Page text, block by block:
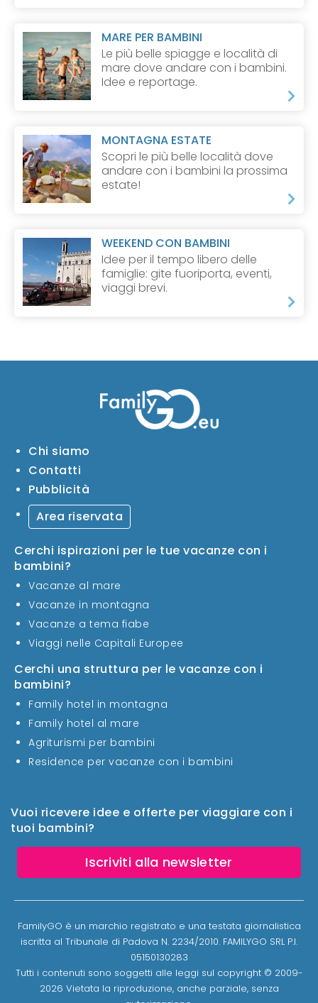
MARE PER BAMBINI
Le più belle spiagge e località di
mare dove andare con i bambini.
Idee e reportage.
MONTAGNA ESTATE
Scopri le più belle località dove
andare con i bambini la prossima
estate!
WEEKEND CON BAMBINI
Idee per il tempo libero delle
famiglie: gite fuoriporta, eventi,
viaggi brevi.
Vuoi ricevere idee e offerte per viaggiare con i
tuoi bambini?
Iscriviti alla newsletter
Chi siamo
Contatti
Pubblicità
Area riservata
Cerchi ispirazioni per le tue vacanze con i
bambini?
Vacanze al mare
Vacanze in montagna
Vacanze a tema fiabe
Viaggi nelle Capitali Europee
Cerchi una struttura per le vacanze con i
bambini?
Family hotel in montagna
Family hotel al mare
Agriturismi per bambini
Residence per vacanze con i bambini
FamilyGO è un marchio registrato e una testata giornalistica
iscritta al Tribunale di Padova N. 2234/2010. FAMILYGO SRL P.I.
05150130283
Tutti i contenuti sono soggetti alle leggi sul copyright © 2009-
2026 Vietata la riproduzione, anche parziale, senza